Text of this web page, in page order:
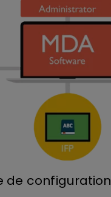
de configuration